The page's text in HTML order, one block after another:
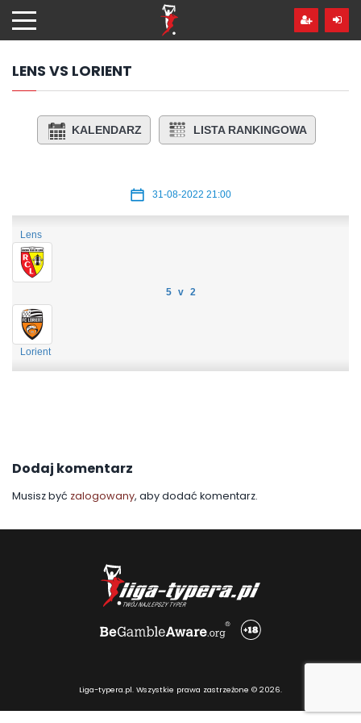
hdo
treści
LENS VS LORIENT
KALENDARZ LISTA RANKINGOWA
31-08-2022 21:00
Lens
5 v 2
Lorient
Dodaj komentarz
Musisz być zalogowany, aby dodać komentarz.
Liga-typera.pl. Wszystkie prawa zastrzeżone © 2026.